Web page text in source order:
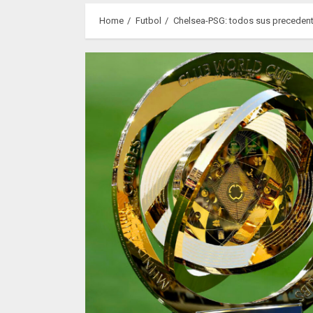
Home Futbol Chelsea-PSG: todos sus